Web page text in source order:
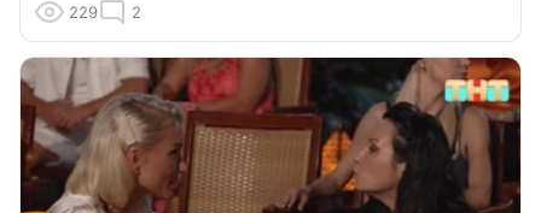
229 2